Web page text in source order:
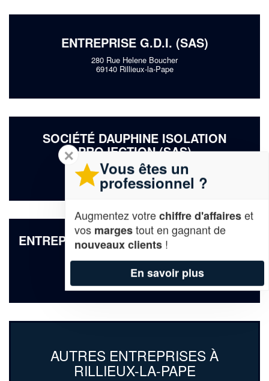
ENTREPRISE G.D.I. (SAS)
280 Rue Helene Boucher
69140 Rillieux-la-Pape
SOCIÉTÉ DAUPHINE ISOLATION
PROJECTION (SAS)
280 Rue Helene Boucher
69140 Rillieux-la-Pape
ENTREPRISE RENOVATION PATRIMOINE
FRANCAIS (SAS)
656 Avenue De L'industrie
69140 Rillieux-la-Pape
AUTRES ENTREPRISES À
RILLIEUX-LA-PAPE
✕
Vous êtes un
professionnel ?
Augmentez votrechiffre d'affaireset
vos margestout en gagnant de
nouveaux clients !
En savoir plus